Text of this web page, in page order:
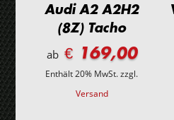
Audi A2 A2H2
(8Z) Tacho
ab€ 169,00
Enthält 20% MwSt.zzgl.
Versand